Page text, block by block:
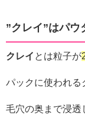
”クレイ”はパ
クレイ とは粒子が
パックに使われる
毛穴の奥まで浸透